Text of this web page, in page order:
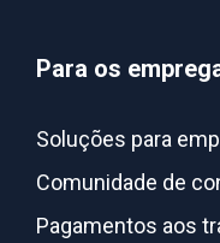
Para os
Soluções para
Comunidade de
Pagamentos aos